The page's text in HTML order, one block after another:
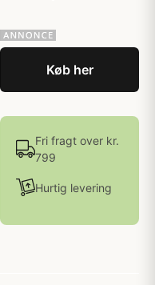
Køb her
Fri fragt over kr.
799
Hurtig levering